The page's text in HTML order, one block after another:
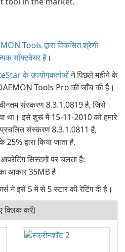
Tools द्वारा विकसित श्रेणी
सॉफ्टवेयर है ।
के उपयोगकर्ताओंने पिछले महीने के
Tools Pro की जाँच की है।
संस्करण 8.3.1.0819 है, जिसे
था। इसे शुरू में 15-11-2010 को हमारे
संस्करण 8.3.1.0811 है,
द्वारा किया जाता है.
सिस्टमों पर चलता है:
आकार 35MB है।
ने इसे 5 में से 5 स्टार की रेटिंग दी है।
क्लिक करें)